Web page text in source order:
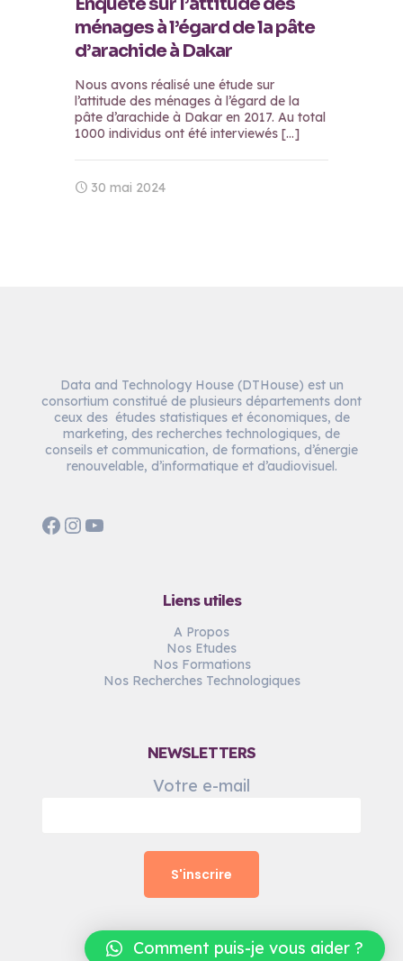
ménages à l’égard de la pâte
d’arachide à Dakar
Nous avons réalisé une étude sur
l’attitude des ménages à l’égard de la
pâte d’arachide à Dakar en 2017. Au total
1000 individus ont été interviewés […]
30 mai 2024
Data and Technology House (DTHouse) est un
consortium constitué de plusieurs départements dont
ceux des études statistiques et économiques, de
marketing, des recherches technologiques, de
conseils et communication, de formations, d’énergie
renouvelable, d’informatique et d’audiovisuel.
Facebook
Instagram
YouTube
Liens utiles
A Propos
Nos Etudes
Nos Formations
Nos Recherches Technologiques
NEWSLETTERS
Votre e-mail
Comment puis-je vous aider ?